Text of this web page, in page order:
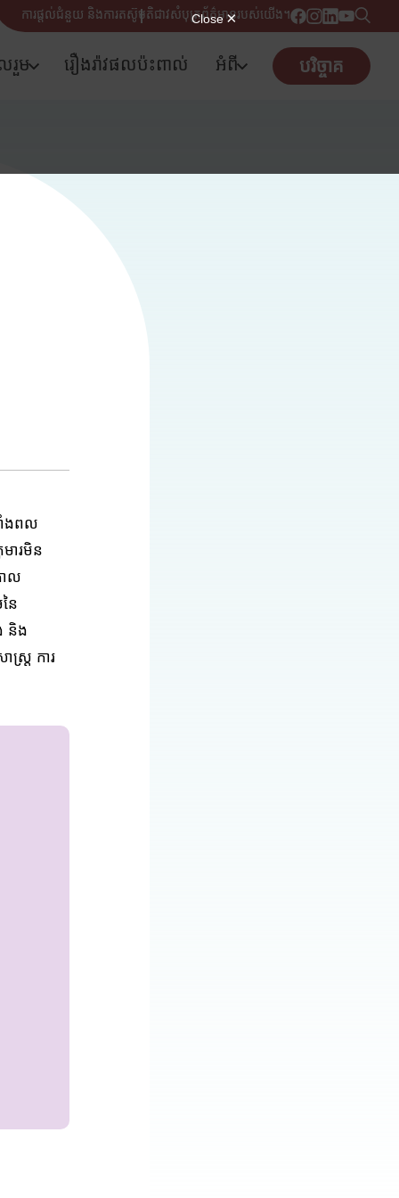
ការផ្តល់ជំនួយ និងការតស៊ូមតិជាវសំបុត្រព័ត៌មានរបស់យើង។
រួម រឿងរ៉ាវផលប៉ះពាល់ អំពី បរិច្ចាគ
ាំងពល
ារ​មិន​
ល
ៃ
និង
ស្ត្រ ការ